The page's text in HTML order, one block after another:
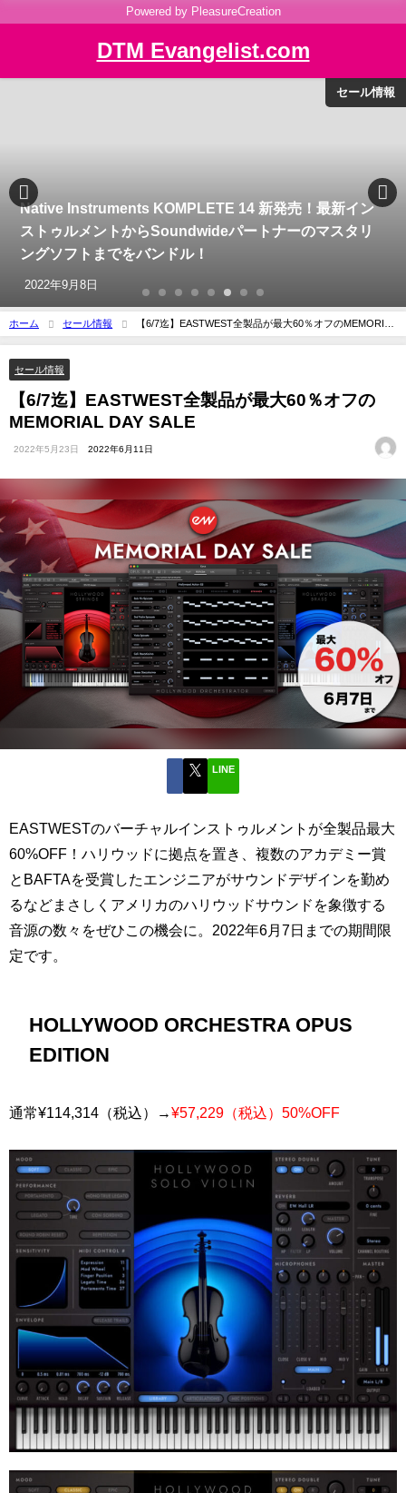
Powered by PleasureCreation
DTM Evangelist.com
セール情報
Native Instruments KOMPLETE 14 新発売！最新イン
ストゥルメントからSoundwideパートナーのマスタリ
ングソフトまでをバンドル！
2022年9月8日
ホーム セール情報
【6/7迄】EASTWEST全製品が最大60％オフのMEMORIAL
DAY SALE
セール情報
【6/7迄】EASTWEST全製品が最大60％オフの
MEMORIAL DAY SALE
2022年5月23日 2022年6月11日
LINE
EASTWESTのバーチャルインストゥルメントが全製品最大
60%OFF！ハリウッドに拠点を置き、複数のアカデミー賞
とBAFTAを受賞したエンジニアがサウンドデザインを勤め
るなどまさしくアメリカのハリウッドサウンドを象徴する
音源の数々をぜひこの機会に。2022年6月7日までの期間限
定です。
HOLLYWOOD ORCHESTRA OPUS
EDITION
通常¥114,314（税込）→¥57,229（税込）50%OFF